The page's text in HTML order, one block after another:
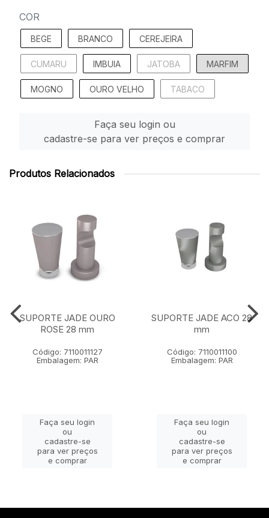
COR
BEGE BRANCO CEREJEIRA
CUMARU IMBUIA JATOBA MARFIM
MOGNO OURO VELHO TABACO
Faça seu login ou
cadastre-se para ver preços e comprar
Produtos Relacionados
SUPORTE JADE OURO
ROSE 28 mm
Código: 7110011127
Embalagem: PAR
Faça seu login
ou
cadastre-se
para ver preços
e comprar
SUPORTE JADE ACO 28
mm
Código: 7110011100
Embalagem: PAR
Faça seu login
ou
cadastre-se
para ver preços
e comprar